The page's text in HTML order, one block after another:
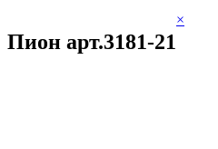
Пион арт.3181-21
×